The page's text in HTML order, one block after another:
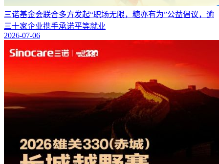
三诺基金会联合多方发起“职场无限，糖亦有为”公益倡议，逾
三十家企业携手承诺平等就业
2026-07-06